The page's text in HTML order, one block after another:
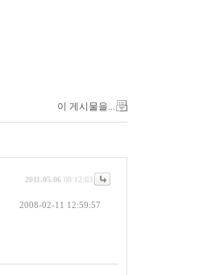
이 게시물을...
2011.05.0608:12:03
2008-02-11 12:59:57